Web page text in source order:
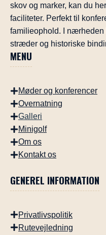
skov og marker, kan du
faciliteter. Perfekt til
familieophold. I
stræder og historiske
MENU
Møder og konferencer
Overnatning
Galleri
Minigolf
Om os
Kontakt os
GENEREL INFORMATION
Privatlivspolitik
Rutevejledning